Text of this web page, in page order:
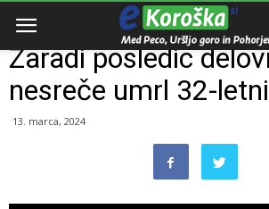
Domov
Zaradi posledic
nesreče umrl 32-
13. marca, 2024